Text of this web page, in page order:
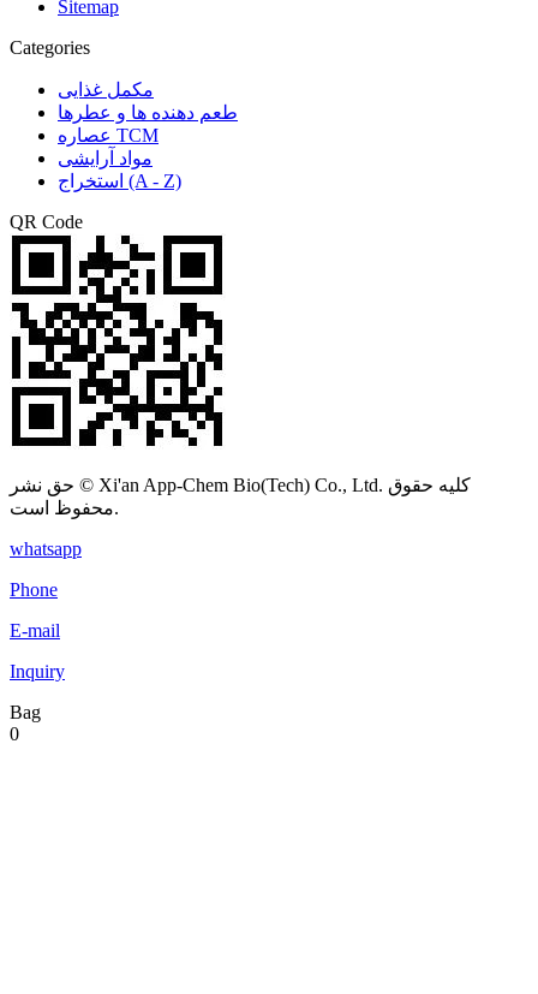
Sitemap
Categories
مکمل غذایی
طعم دهنده ها و عطرها
عصاره TCM
مواد آرایشی
استخراج (A - Z)
QR Code
حق نشر © Xi'an App-Chem Bio(Tech) Co., Ltd. کلیه حقوق
محفوظ است.
whatsapp
Phone
E-mail
Inquiry
Bag
0